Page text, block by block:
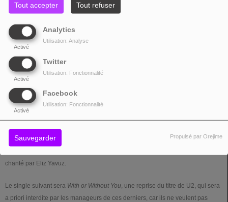
Tout accepter Tout refuser
Analytics
Activé
Utilisation: Analyse
Twitter
Activé
Utilisation: Fonctionnalité
Facebook
Activé
Utilisation: Fonctionnalité
Sauvegarder Propulsé par Orejime
Zhi-Vago
de 1996 à 2002.
BIOGRAPHIE
Les producteurs deZhi-Vagosont Claudio Mangione et Gottfried Engels
Leur premier titre est
, chanté par Joan Wilson. Ce titre
chanté par Eliz Yavuz.
Le single suivant sera With or Without You, une reprise du titre de U2, qui sera
a priori interdite par les manageurs de ces derniers, car ils ne veulent pas